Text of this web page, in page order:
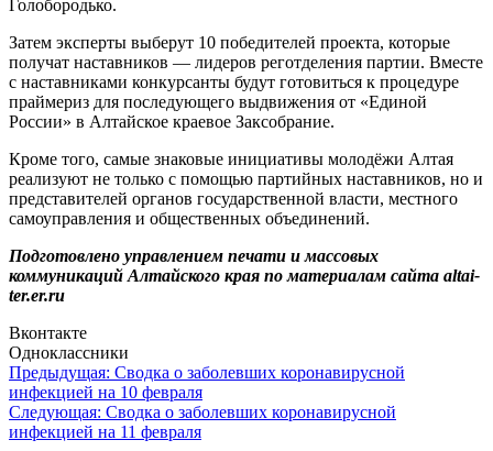
Голобородько.
Затем эксперты выберут 10 победителей проекта, которые
получат наставников — лидеров реготделения партии. Вместе
с наставниками конкурсанты будут готовиться к процедуре
праймериз для последующего выдвижения от «Единой
России» в Алтайское краевое Заксобрание.
Кроме того, самые знаковые инициативы молодёжи Алтая
реализуют не только с помощью партийных наставников, но и
представителей органов государственной власти, местного
самоуправления и общественных объединений.
Подготовлено управлением печати и массовых
коммуникаций Алтайского края по материалам сайта altai-
ter.er.ru
Вконтакте
Одноклассники
Навигация
по
записям
Предыдущая: Сводка о заболевших коронавирусной
инфекцией на 10 февраля
Следующая: Сводка о заболевших коронавирусной
инфекцией на 11 февраля